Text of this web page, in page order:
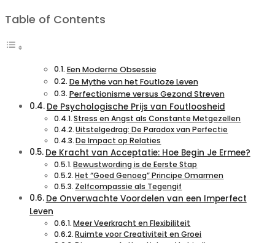
Table of Contents
Een Moderne Obsessie
De Mythe van het Foutloze Leven
Perfectionisme versus Gezond Streven
De Psychologische Prijs van Foutloosheid
Stress en Angst als Constante Metgezellen
Uitstelgedrag: De Paradox van Perfectie
De Impact op Relaties
De Kracht van Acceptatie: Hoe Begin Je Ermee?
Bewustwording is de Eerste Stap
Het “Goed Genoeg” Principe Omarmen
Zelfcompassie als Tegengif
De Onverwachte Voordelen van een Imperfect
Leven
Meer Veerkracht en Flexibiliteit
Ruimte voor Creativiteit en Groei